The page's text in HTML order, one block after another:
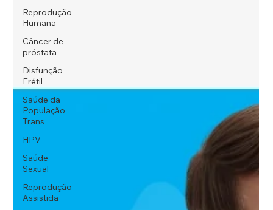
Reprodução
Humana
Câncer de
próstata
Disfunção
Erétil
Saúde da
População
Trans
HPV
Saúde
Sexual
Reprodução
Assistida